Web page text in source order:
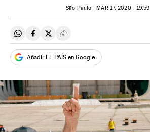
São Paulo -MAR17, 2020 - 19:59
Compartir en Whatsapp
Compartir en Facebook
Compartir en Twitter
Desplegar Redes Sociales
Añadir EL PAÍS en Google